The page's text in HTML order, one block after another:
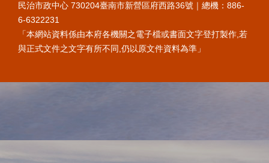
民治市政中心 730204臺南市新營區府西路36號｜總機：886-
6-6322231
「本網站資料係由本府各機關之電子檔或書面文字登打製作,若
與正式文件之文字有所不同,仍以原文件資料為準」